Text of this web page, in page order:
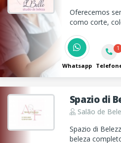
Oferecemos
como corte,
incrível em
Whatsapp
1
Spazio di
Salão de
Spazio di
beleza